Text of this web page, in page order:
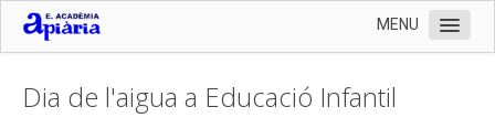
MENU
L'Escola
Dia de l'aigua a Educació Infantil